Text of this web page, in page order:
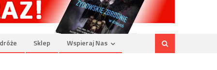
Sklep Wspieraj Nas